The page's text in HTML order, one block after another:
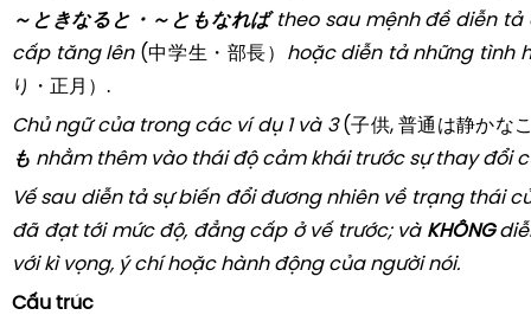
～ときなると・～ともなればtheo sau mệnh đề diễn tả
cấp tăng lên (中学生・部長） hoặc diễn tả những tình
り・正月）.
Chủ ngữ của trong các ví dụ 1 và 3(子供, 普通は静かな
も nhằm thêm vào thái độ cảm khái trước sự thay đổi
Vế sau diễn tả sự biến đổi đương nhiên về trạng thái
đã đạt tới mức độ, đẳng cấp ở vế trước; và KHÔNG
với kì vọng, ý chí hoặc hành động của người nói.
Cấu trúc